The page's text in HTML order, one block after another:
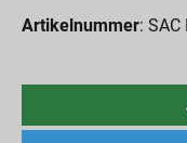
Artikelnummer: SAC